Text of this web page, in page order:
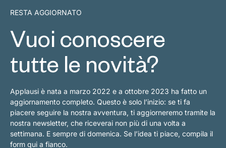
RESTA AGGIORNATO
Vuoi conoscere
tutte le novità?
Applausi è nata a marzo 2022 e a ottobre 2023 ha fatto un
aggiornamento completo. Questo è solo l’inizio: se ti fa
piacere seguire la nostra avventura, ti aggiorneremo tramite la
nostra newsletter, che riceverai non più di una volta a
settimana. E sempre di domenica. Se l’idea ti piace, compila il
form qui a fianco.